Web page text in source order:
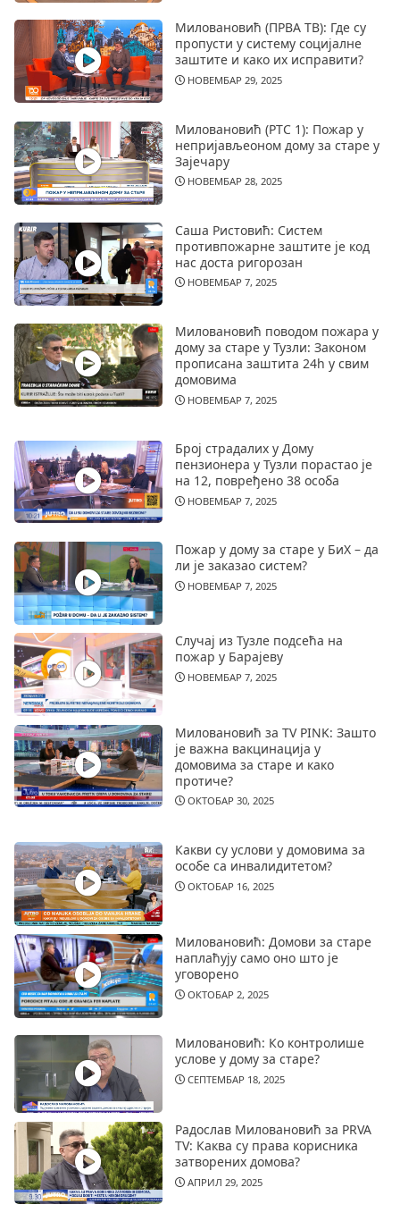
Миловановић (ПРВА ТВ): Где су
пропусти у систему социјалне
заштите и како их исправити?
НОВЕМБАР 29, 2025
Миловановић (РТС 1): Пожар у
непријављеоном дому за старе у
Зајечару
НОВЕМБАР 28, 2025
Саша Ристовић: Систем
противпожарне заштите је код
нас доста ригорозан
НОВЕМБАР 7, 2025
Миловановић поводом пожара у
дому за старе у Тузли: Законом
прописана заштита 24h у свим
домовима
НОВЕМБАР 7, 2025
Број страдалих у Дому
пензионера у Тузли порастао је
на 12, повређено 38 особа
НОВЕМБАР 7, 2025
Пожар у дому за старе у БиХ – да
ли је заказао систем?
НОВЕМБАР 7, 2025
Случај из Тузле подсећа на
пожар у Барајеву
НОВЕМБАР 7, 2025
Миловановић за TV PINK: Зашто
је важна вакцинација у
домовима за старе и како
протиче?
ОКТОБАР 30, 2025
Какви су услови у домовима за
особе са инвалидитетом?
ОКТОБАР 16, 2025
Миловановић: Домови за старе
наплаћују само оно што је
уговорено
ОКТОБАР 2, 2025
Миловановић: Ко контролише
услове у дому за старе?
СЕПТЕМБАР 18, 2025
Радослав Миловановић за PRVA
TV: Каква су права корисника
затворених домова?
АПРИЛ 29, 2025